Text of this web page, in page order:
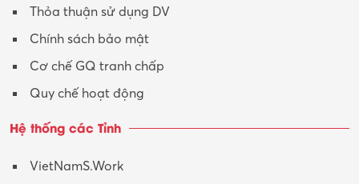
Thỏa thuận sử dụng DV
Chính sách bảo mật
Cơ chế GQ tranh chấp
Quy chế hoạt động
Hệ thống các Tỉnh
VietNamS.Work